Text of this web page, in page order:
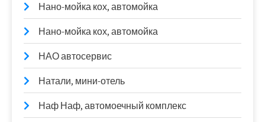
Нано-мойка кох, автомойка
Нано-мойка кох, автомойка
НАО автосервис
Натали, мини-отель
Наф Наф, автомоечный комплекс